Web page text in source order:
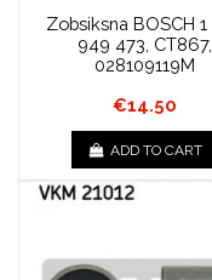
Zobsiksna BOSCH
949 473, CT867,
028109119M
€14.50
ADD TO CART